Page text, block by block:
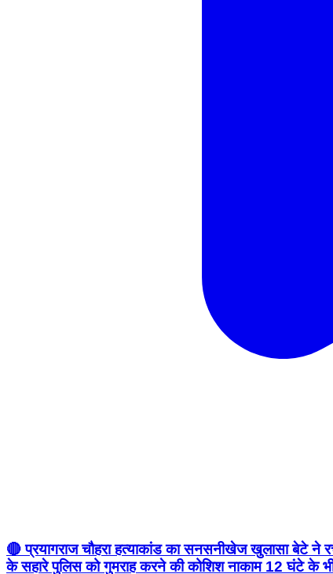
🔴 प्रयागराज चौहरा हत्याकांड का सनसनीखेज खुलासा बेटे ने
के सहारे पुलिस को गुमराह करने की कोशिश नाकाम 12 घंटे के